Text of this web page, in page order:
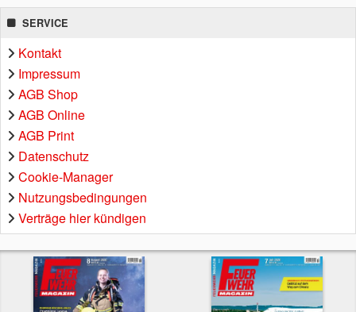
SERVICE
Kontakt
Impressum
AGB Shop
AGB Online
AGB Print
Datenschutz
Cookie-Manager
Nutzungsbedingungen
Verträge hier kündigen